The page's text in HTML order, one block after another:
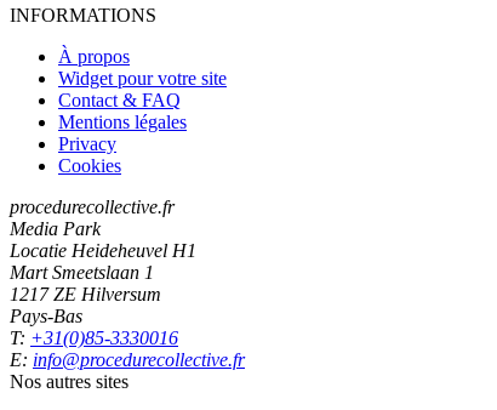
INFORMATIONS
À propos
Widget pour votre site
Contact & FAQ
Mentions légales
Privacy
Cookies
procedurecollective.fr
Media Park
Locatie Heideheuvel H1
Mart Smeetslaan 1
1217 ZE Hilversum
Pays-Bas
T: +31(0)85-3330016
E: info@procedurecollective.fr
Nos autres sites